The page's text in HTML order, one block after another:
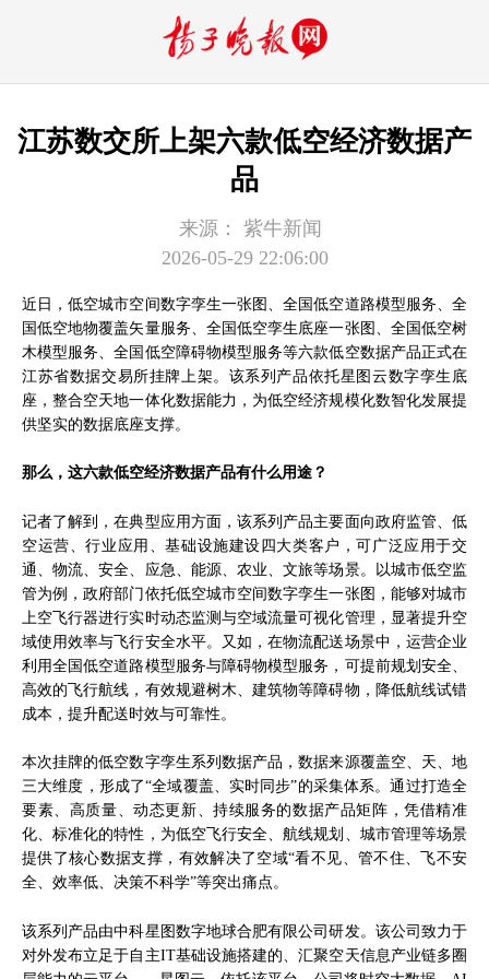
江苏数交所上架六款低空经济数据产
品
来源：
紫牛新闻
2026-05-29 22:06:00
近日，低空城市空间数字孪生一张图、全国低空道路模型服务、全
国低空地物覆盖矢量服务、全国低空孪生底座一张图、全国低空树
木模型服务、全国低空障碍物模型服务等六款低空数据产品正式在
江苏省数据交易所挂牌上架。该系列产品依托星图云数字孪生底
座，整合空天地一体化数据能力，为低空经济规模化数智化发展提
供坚实的数据底座支撑。
那么，这六款低空经济数据产品有什么用途？
记者了解到，在典型应用方面，该系列产品主要面向政府监管、低
空运营、行业应用、基础设施建设四大类客户，可广泛应用于交
通、物流、安全、应急、能源、农业、文旅等场景。以城市低空监
管为例，政府部门依托低空城市空间数字孪生一张图，能够对城市
上空飞行器进行实时动态监测与空域流量可视化管理，显著提升空
域使用效率与飞行安全水平。又如，在物流配送场景中，运营企业
利用全国低空道路模型服务与障碍物模型服务，可提前规划安全、
高效的飞行航线，有效规避树木、建筑物等障碍物，降低航线试错
成本，提升配送时效与可靠性。
本次挂牌的低空数字孪生系列数据产品，数据来源覆盖空、天、地
三大维度，形成了“全域覆盖、实时同步”的采集体系。通过打造全
要素、高质量、动态更新、持续服务的数据产品矩阵，凭借精准
化、标准化的特性，为低空飞行安全、航线规划、城市管理等场景
提供了核心数据支撑，有效解决了空域“看不见、管不住、飞不安
全、效率低、决策不科学”等突出痛点。
该系列产品由中科星图数字地球合肥有限公司研发。该公司致力于
对外发布立足于自主IT基础设施搭建的、汇聚空天信息产业链多圈